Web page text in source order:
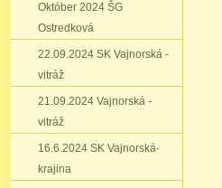
Október 2024 ŠG
Ostredková
22.09.2024 SK Vajnorská -
vitráž
21.09.2024 Vajnorská -
vitráž
16.6.2024 SK Vajnorská-
krajina